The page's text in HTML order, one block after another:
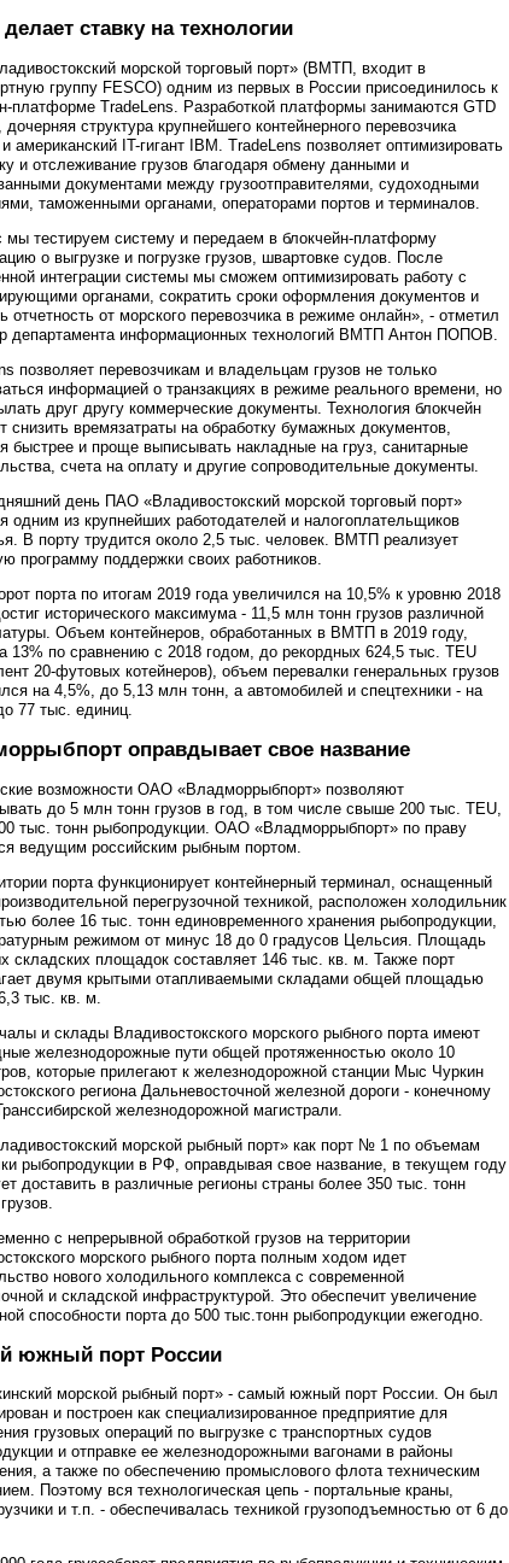
ставку на технологии
морской торговый порт» (ВМТП, входит в
группу FESCO) одним из первых в России присоединилось к
платформе TradeLens. Разработкой платформы занимаются GTD
структура крупнейшего контейнерного перевозчика
американский IT-гигант IBM. TradeLens позволяет оптимизировать
и отслеживание грузов благодаря обмену данными и
документами между грузоотправителями, судоходными
таможенными органами, операторами портов и терминалов.
мы тестируем систему и передаем в блокчейн-платформу
о выгрузке и погрузке грузов, швартовке судов. После
интеграции системы мы сможем оптимизировать работу с
органами, сократить сроки оформления документов и
отчетность от морского перевозчика в режиме онлайн», - отметил
департамента информационных технологий ВМТП Антон ПОПОВ.
позволяет перевозчикам и владельцам грузов не только
информацией о транзакциях в режиме реального времени, но
друг другу коммерческие документы. Технология блокчейн
снизить времязатраты на обработку бумажных документов,
быстрее и проще выписывать накладные на груз, санитарные
счета на оплату и другие сопроводительные документы.
день ПАО «Владивостокский морской торговый порт»
одним из крупнейших работодателей и налогоплательщиков
В порту трудится около 2,5 тыс. человек. ВМТП реализует
программу поддержки своих работников.
порта по итогам 2019 года увеличился на 10,5% к уровню 2018
исторического максимума - 11,5 млн тонн грузов различной
Объем контейнеров, обработанных в ВМТП в 2019 году,
13% по сравнению с 2018 годом, до рекордных 624,5 тыс. TEU
20-футовых котейнеров), объем перевалки генеральных грузов
на 4,5%, до 5,13 млн тонн, а автомобилей и спецтехники - на
77 тыс. единиц.
оправдывает свое название
возможности ОАО «Владморрыбпорт» позволяют
до 5 млн тонн грузов в год, в том числе свыше 200 тыс. ТEU,
тыс. тонн рыбопродукции. ОАО «Владморрыбпорт» по праву
ведущим российским рыбным портом.
порта функционирует контейнерный терминал, оснащенный
перегрузочной техникой, расположен холодильник
более 16 тыс. тонн единовременного хранения рыбопродукции,
режимом от минус 18 до 0 градусов Цельсия. Площадь
складских площадок составляет 146 тыс. кв. м. Также порт
двумя крытыми отапливаемыми складами общей площадью
тыс. кв. м.
и склады Владивостокского морского рыбного порта имеют
железнодорожные пути общей протяженностью около 10
которые прилегают к железнодорожной станции Мыс Чуркин
региона Дальневосточной железной дороги - конечному
железнодорожной магистрали.
морской рыбный порт» как порт № 1 по объемам
рыбопродукции в РФ, оправдывая свое название, в текущем году
доставить в различные регионы страны более 350 тыс. тонн
с непрерывной обработкой грузов на территории
морского рыбного порта полным ходом идет
нового холодильного комплекса с современной
и складской инфраструктурой. Это обеспечит увеличение
способности порта до 500 тыс.тонн рыбопродукции ежегодно.
южный порт России
морской рыбный порт» - самый южный порт России. Он был
и построен как специализированное предприятие для
грузовых операций по выгрузке с транспортных судов
и отправке ее железнодорожными вагонами в районы
а также по обеспечению промыслового флота техническим
Поэтому вся технологическая цепь - портальные краны,
и т.п. - обеспечивалась техникой грузоподъемностью от 6 до